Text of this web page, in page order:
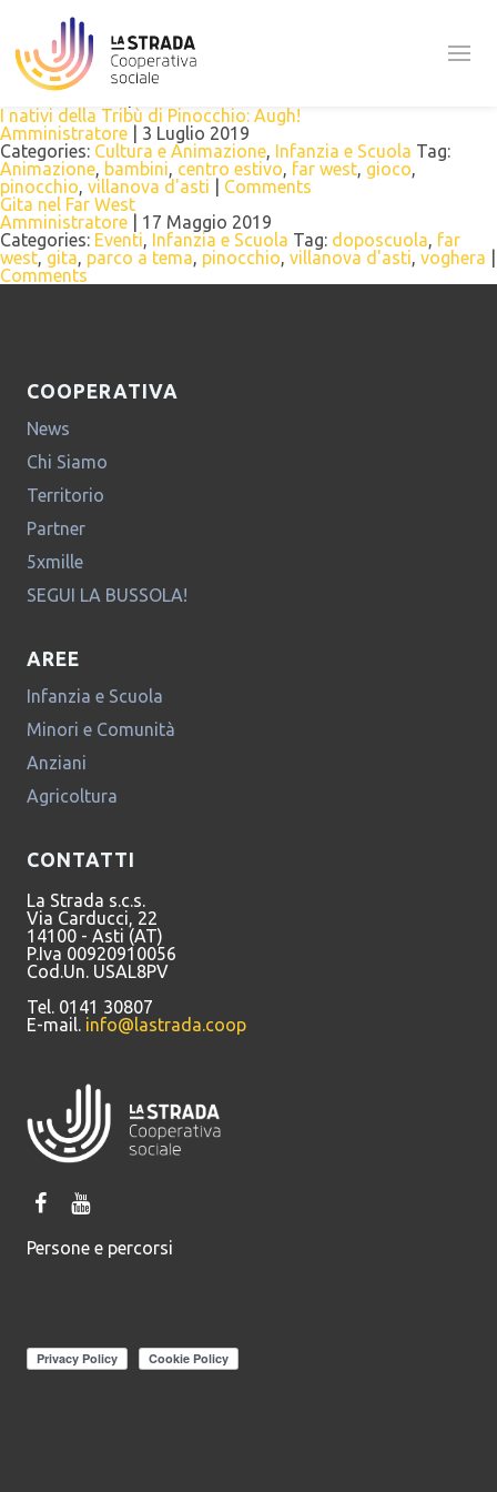
Festa nel Far West
Amministratore |23 Luglio 2019
Categories: Infanzia e Scuola centro estivo
doposcuola
far west
villanova d'asti
I nativi della Tribù di Pinocchio: Augh!
Amministratore
3 Luglio 2019
Categories: Cultura e Animazione, Infanzia e Scuola Tag:
Animazione, bambini, centro estivo, far west, gioco,
pinocchio, villanova d'asti
Comments
Gita nel Far West
Amministratore
17 Maggio 2019
Categories: Eventi, Infanzia e Scuola Tag: doposcuola, far
west, gita, parco a tema, pinocchio, villanova d'asti, voghera
Comments
COOPERATIVA
News
Chi Siamo
Territorio
Partner
5xmille
SEGUI LA BUSSOLA!
AREE
Infanzia e Scuola
Minori e Comunità
Anziani
Agricoltura
CONTATTI
La Strada s.c.s.
Via Carducci, 22
14100 - Asti (AT)
P.Iva 00920910056
Cod.Un. USAL8PV
Tel. 0141 30807
E-mail. info@lastrada.coop
Persone e percorsi